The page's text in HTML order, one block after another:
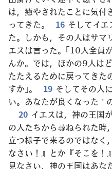
は，癒やされたことに気付
ってきた。
16 そしてイ
た。しかも，その人はサマ
エスは言った。「10人全員
んか。では，ほかの9人は
たたえるために戻ってきた
すか」。
19 そしてその人
い。あなたが良くなった *
20 イエスは，神の王国
の人たちから尋ねられた時
立つ様子で来るのではなく
なさい！』とか『そこを！
見なさい，神の王国はあな